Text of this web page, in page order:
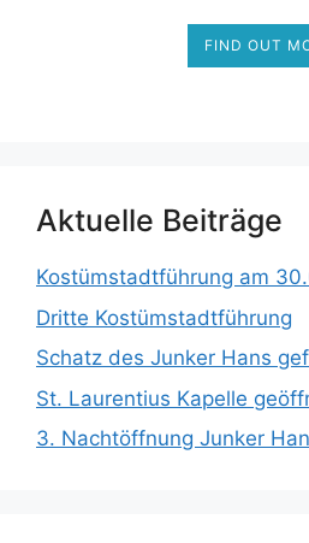
FIND OUT
Aktuelle Beiträge
Kostümstadtführung am
Dritte Kostümstadtführung
Schatz des Junker Hans
St. Laurentius Kapelle
3. Nachtöffnung Junker